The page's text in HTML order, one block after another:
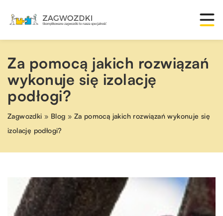
Za pomocą jakich rozwiązań
wykonuje się izolację
podłogi?
Zagwozdki » Blog » Za pomocą jakich rozwiązań wykonuje się
izolację podłogi?